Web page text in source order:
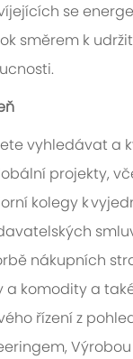
se
směrem k
vyhledávat a
projekty,
kolegy k
nákupních
a komodity a
řízení z